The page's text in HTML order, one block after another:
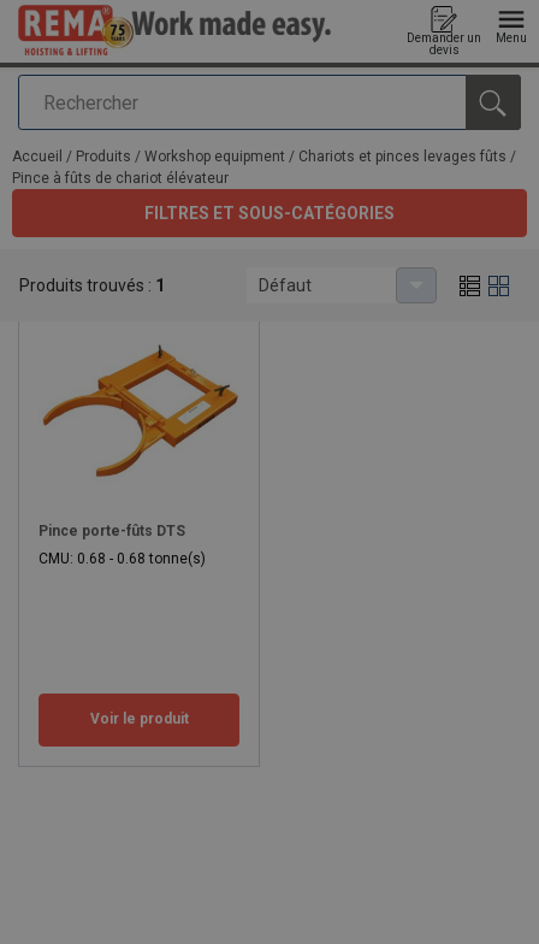
Rechercher
Demander un
devis
Menu
Ajouté au panier
Accueil / Produits / Workshop equipment / Chariots et pinces levages fûts /
Pince à fûts de chariot élévateur
FILTRES ET SOUS-CATÉGORIES
Produits trouvés : 1 Défaut
Pince porte-fûts DTS
CMU: 0.68 - 0.68 tonne(s)
Voir le produit